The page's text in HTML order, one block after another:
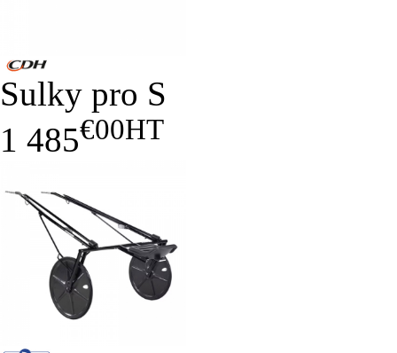
Sulky pro S
1 485€00HT